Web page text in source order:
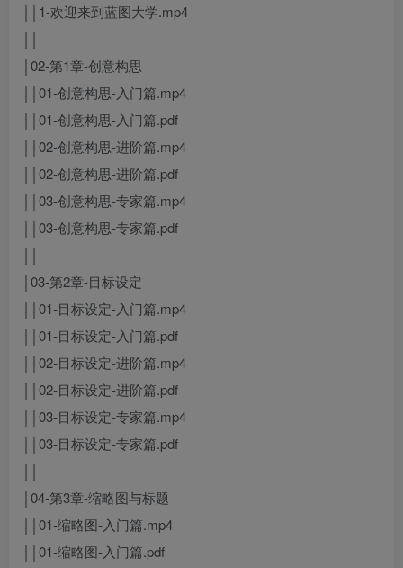
││1-欢迎来到蓝图大学.mp4
│02-第1章-创意构思
││01-创意构思-入门篇.mp4
││01-创意构思-入门篇.pdf
││02-创意构思-进阶篇.mp4
││02-创意构思-进阶篇.pdf
││03-创意构思-专家篇.mp4
││03-创意构思-专家篇.pdf
│03-第2章-目标设定
││01-目标设定-入门篇.mp4
││01-目标设定-入门篇.pdf
││02-目标设定-进阶篇.mp4
││02-目标设定-进阶篇.pdf
││03-目标设定-专家篇.mp4
││03-目标设定-专家篇.pdf
│04-第3章-缩略图与标题
││01-缩略图-入门篇.mp4
││01-缩略图-入门篇.pdf